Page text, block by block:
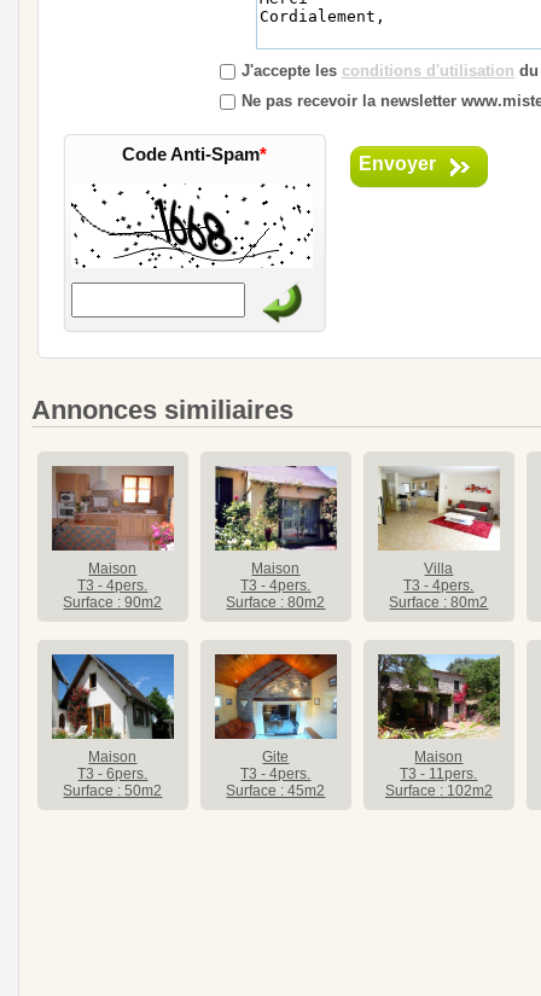
J'accepte les conditions d'utilisation
Ne pas recevoir la newsletter
Code Anti-Spam* Envoyer
Annonces similiaires
Maison
T3 - 4pers.
Surface : 90m2
Maison
T3 - 4pers.
Surface : 80m2
Villa
T3 - 4pers.
Surface : 80m2
Maison
T3 - 6pers.
Surface : 50m2
Gite
T3 - 4pers.
Surface : 45m2
Maison
T3 - 11pers.
Surface : 102m2